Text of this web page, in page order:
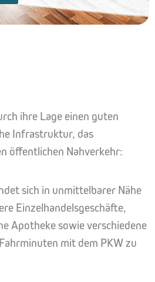
ihre Lage einen guten
Infrastruktur, das
öffentlichen Nahverkehr:
sich in unmittelbarer Nähe
Einzelhandelsgeschäfte,
Apotheke sowie verschiedene
mit dem PKW zu